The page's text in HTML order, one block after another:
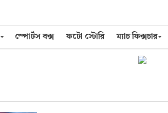
স্পোর্টস বক্স ফটো স্টোরি ম্যাচ ফিক্সচার